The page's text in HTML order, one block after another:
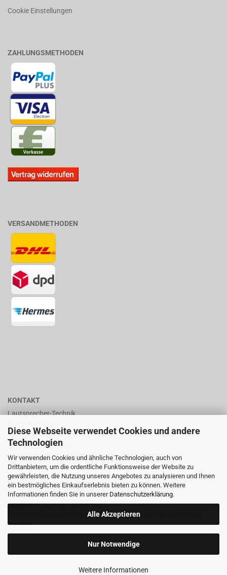
Diese Webseite verwendet Cookies und andere
Technologien
Wir verwenden Cookies und ähnliche Technologien, auch von
Drittanbietern, um die ordentliche Funktionsweise der Website zu
gewährleisten, die Nutzung unseres Angebotes zu analysieren und Ihnen
ein bestmögliches Einkaufserlebnis bieten zu können. Weitere
Informationen finden Sie in unserer Datenschutzerklärung.
Alle Akzeptieren
Nur Notwendige
Weitere Informationen
Cookie Einstellungen
ZAHLUNGSMETHODEN
VERSANDMETHODEN
KONTAKT
Lautsprecher-Technik
Frankenhäuserstr. 65
99706 Sondershausen
shop@lautsprecher-technik.de
Tel.: +49 (0) 36 32 / 757 876
Fax: +49 (0) 36 32 / 757 875
Mobil: +49 (0) 173 / 32 44 770
kostenlose Beratung per Email oder Telefon nur für registrierte
Kunden